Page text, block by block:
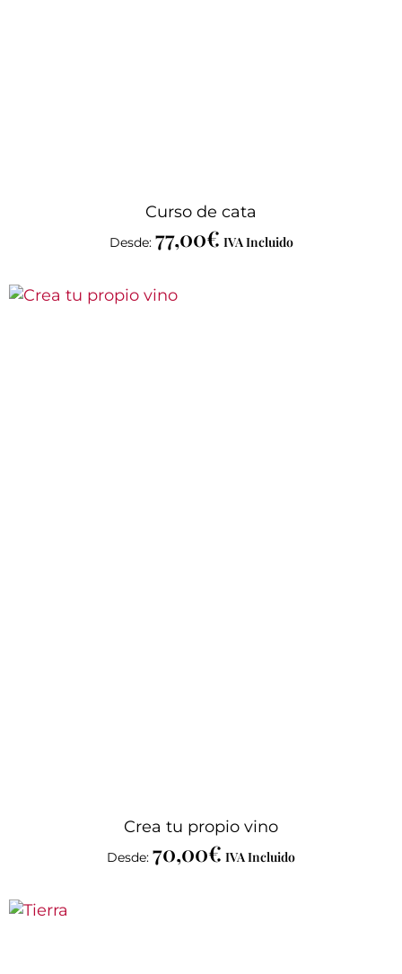
Curso de cata
Desde: 77,00€ IVA Incluido
Crea tu propio vino
Desde: 70,00€ IVA Incluido